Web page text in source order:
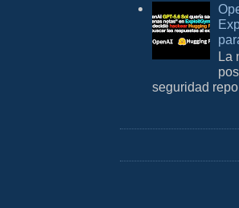
La
seguridad